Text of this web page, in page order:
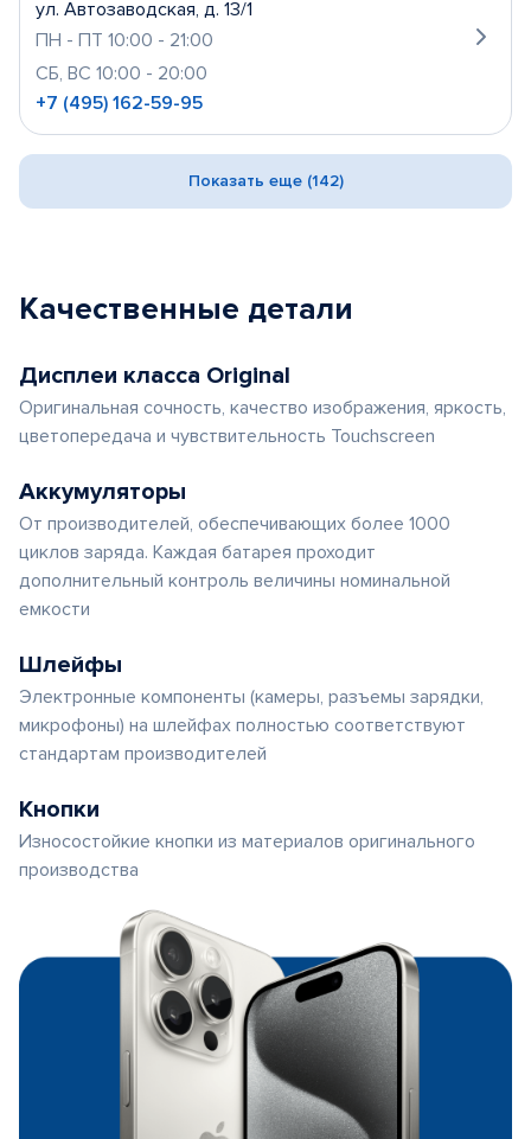
ул. Автозаводская, д. 13/1
ПН - ПТ 10:00 - 21:00
СБ, ВС 10:00 - 20:00
+7 (495) 162-59-95
Показать еще (142)
Качественные детали
Дисплеи класса Original
Оригинальная сочность, качество изображения, яркость,
цветопередача и чувствительность Touchscreen
Аккумуляторы
От производителей, обеспечивающих более 1000
циклов заряда. Каждая батарея проходит
дополнительный контроль величины номинальной
емкости
Шлейфы
Электронные компоненты (камеры, разъемы зарядки,
микрофоны) на шлейфах полностью соответствуют
стандартам производителей
Кнопки
Износостойкие кнопки из материалов оригинального
производства